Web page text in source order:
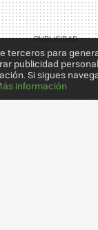
terceros para
publicidad
Si sigues
información